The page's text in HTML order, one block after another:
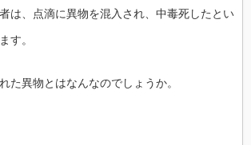
は、点滴に異物を混入され、中毒死したとい
す。
た異物とはなんなのでしょうか。